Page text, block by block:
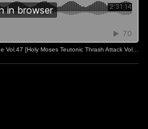
Vol.47 [Holy Moses Teutonic Thrash Attack Vol.2]